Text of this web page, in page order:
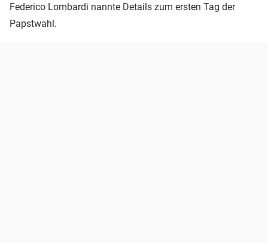
Federico Lombardi nannte Details zum ersten Tag der
Papstwahl.